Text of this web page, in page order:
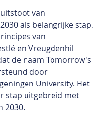
van
als belangrijke stap,
van
en Vreugdenhil
de naam Tomorrow's
door
University. Het
stap uitgebreid met
2030.